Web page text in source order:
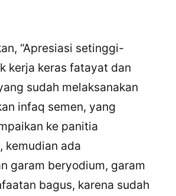
“Apresiasi setinggi-
kerja keras fatayat dan
sudah melaksanakan
infaq semen, yang
ke panitia
kemudian ada
garam beryodium, garam
bagus, karena sudah